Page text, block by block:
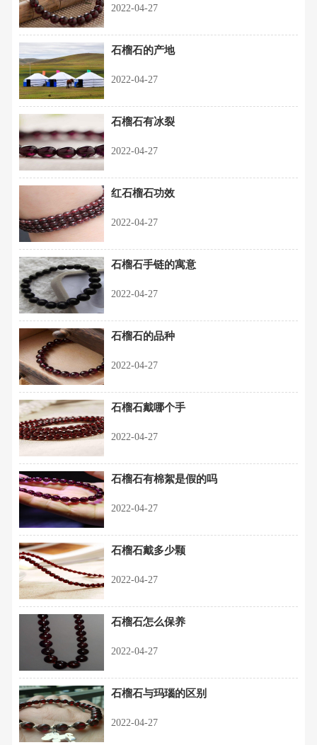
2022-04-27
石榴石的产地
2022-04-27
石榴石有冰裂
2022-04-27
红石榴石功效
2022-04-27
石榴石手链的寓意
2022-04-27
石榴石的品种
2022-04-27
石榴石戴哪个手
2022-04-27
石榴石有棉絮是假的吗
2022-04-27
石榴石戴多少颗
2022-04-27
石榴石怎么保养
2022-04-27
石榴石与玛瑙的区别
2022-04-27